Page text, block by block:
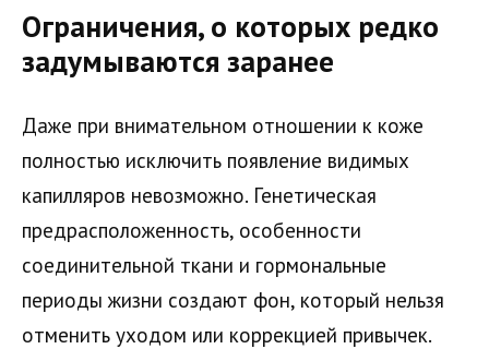
Ограничения, о которых редко
задумываются заранее
Даже при внимательном отношении к коже
полностью исключить появление видимых
капилляров невозможно. Генетическая
предрасположенность, особенности
соединительной ткани и гормональные
периоды жизни создают фон, который нельзя
отменить уходом или коррекцией привычек.